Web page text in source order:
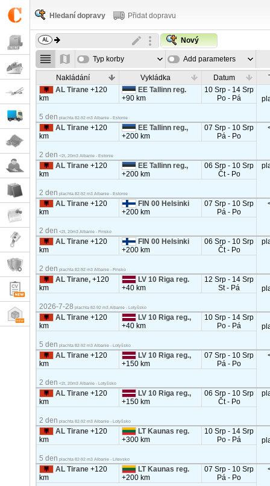
Hledaní dopravy Přidat dopravu
Nový
Typ korby Add parameters
Nakládání Vykládka Datum
AL Tirane+120
km
EE Tallinn reg.
+90 km
10 Srp - 14 Srp
Po - Pá
5 den plachta 82-92 m3 Albanie - Estonie
AL Tirane+120
km
EE Tallinn reg.,
+200 km
07 Srp - 10 Srp
Pá - Po
2 den <2t, 20m3 Albanie - Estonie
AL Tirane+120
km
EE Tallinn reg.,
+200 km
06 Srp - 10 Srp
Čt - Po
2 den plachta 82-92 m3 Albanie - Estonie
AL Tirane+120
km
FIN 00 Helsinki
+200 km
07 Srp - 10 Srp
Pá - Po
2 den <2t, 20m3 Albanie - Finsko
AL Tirane+120
km
FIN 00 Helsinki
+200 km
06 Srp - 10 Srp
Čt - Po
2 den plachta 82-92 m3 Albanie - Finsko
AL Tirane,+120
km
LV 10 Riga reg.
+40 km
12 Srp - 14 Srp
St - Pá
2026-7-28 plachta 82-92 m3 Albanie - Lotyšsko
AL Tirane+120
km
LV 10 Riga reg.,
+40 km
10 Srp - 14 Srp
Po - Pá
5 den plachta 82-92 m3 Albanie - Lotyšsko
AL Tirane+120
km
LV 10 Riga reg.,
+150 km
07 Srp - 10 Srp
Pá - Po
2 den <2t, 20m3 Albanie - Lotyšsko
AL Tirane+120
km
LV 10 Riga reg.,
+150 km
06 Srp - 10 Srp
Čt - Po
2 den plachta 82-92 m3 Albanie - Lotyšsko
AL Tirane+120
km
LT Kaunas reg.
+300 km
10 Srp - 14 Srp
Po - Pá
5 den plachta 82-92 m3 Albanie - Litevsko
AL Tirane+120
km
LT Kaunas reg.
+200 km
07 Srp - 10 Srp
Pá - Po